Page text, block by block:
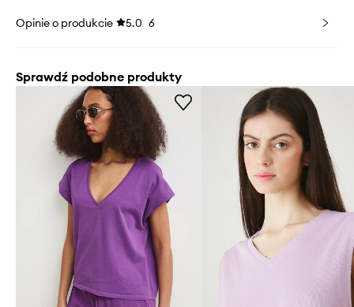
Opinie o produkcie 5.0 6
Sprawdź podobne produkty